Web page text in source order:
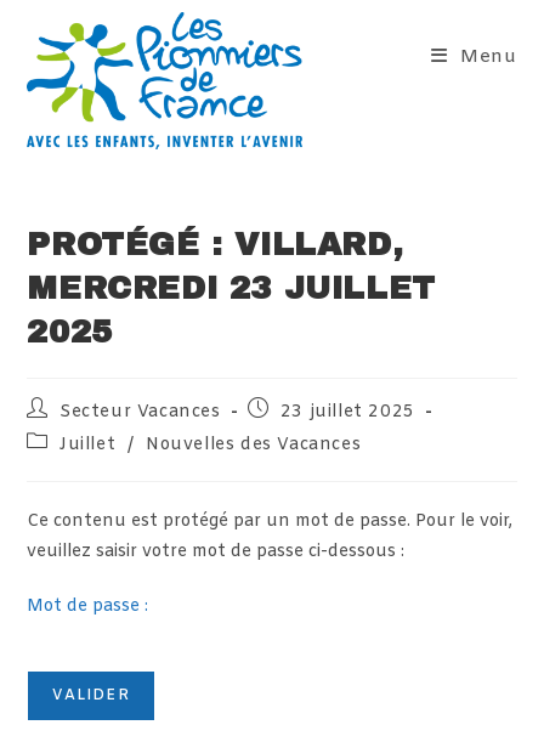
content
Menu
PROTÉGÉ : VILLARD,
MERCREDI 23 JUILLET
2025
Auteur/autrice
de
la
Secteur Vacances
Publication
publiée :
23 juillet 2025
PostJuillet / Nouvelles des Vacances
Ce contenu est protégé par un mot de passe. Pour le voir,
veuillez saisir votre mot de passe ci-dessous :
Mot de passe :